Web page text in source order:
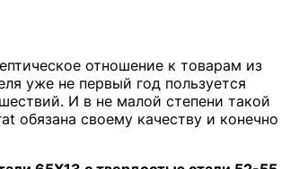
отношение к товарам из
уже не первый год пользуется
И в не малой степени такой
обязана своему качеству и конечно